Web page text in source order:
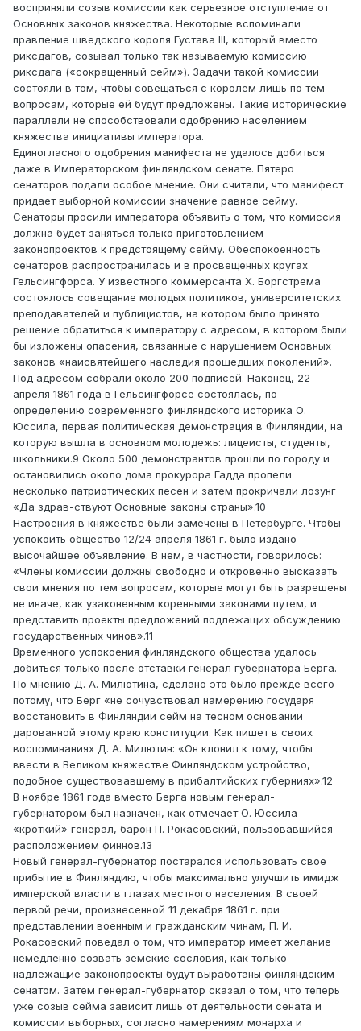
восприняли созыв комиссии как серьезное отступление от
Основных законов княжества. Некоторые вспоминали
правление шведского короля Густава III, который вместо
риксдагов, созывал только так называемую комиссию
риксдага («сокращенный сейм»). Задачи такой комиссии
состояли в том, чтобы совещаться с королем лишь по тем
вопросам, которые ей будут предложены. Такие исторические
параллели не способствовали одобрению населением
княжества инициативы императора.
Единогласного одобрения манифеста не удалось добиться
даже в Императорском финляндском сенате. Пятеро
сенаторов подали особое мнение. Они считали, что манифест
придает выборной комиссии значение равное сейму.
Сенаторы просили императора объявить о том, что комиссия
должна будет заняться только приготовлением
законопроектов к предстоящему сейму. Обеспокоенность
сенаторов распространилась и в просвещенных кругах
Гельсингфорса. У известного коммерсанта Х. Боргстрема
состоялось совещание молодых политиков, университетских
преподавателей и публицистов, на котором было принято
решение обратиться к императору с адресом, в котором были
бы изложены опасения, связанные с нарушением Основных
законов «наисвятейшего наследия прошедших поколений».
Под адресом собрали около 200 подписей. Наконец, 22
апреля 1861 года в Гельсингфорсе состоялась, по
определению современного финляндского историка О.
Юссила, первая политическая демонстрация в Финляндии, на
которую вышла в основном молодежь: лицеисты, студенты,
школьники.9 Около 500 демонстрантов прошли по городу и
остановились около дома прокурора Гадда пропели
несколько патриотических песен и затем прокричали лозунг
«Да здрав-ствуют Основные законы страны».10
Настроения в княжестве были замечены в Петербурге. Чтобы
успокоить общество 12/24 апреля 1861 г. было издано
высочайшее объявление. В нем, в частности, говорилось:
«Члены комиссии должны свободно и откровенно высказать
свои мнения по тем вопросам, которые могут быть разрешены
не иначе, как узаконенным коренными законами путем, и
представить проекты предложений подлежащих обсуждению
государственных чинов».11
Временного успокоения финляндского общества удалось
добиться только после отставки генерал губернатора Берга.
По мнению Д. А. Милютина, сделано это было прежде всего
потому, что Берг «не сочувствовал намерению государя
восстановить в Финляндии сейм на тесном основании
дарованной этому краю конституции. Как пишет в своих
воспоминаниях Д. А. Милютин: «Он клонил к тому, чтобы
ввести в Великом княжестве Финляндском устройство,
подобное существовавшему в прибалтийских губерниях».12
В ноябре 1861 года вместо Берга новым генерал-
губернатором был назначен, как отмечает О. Юссила
«кроткий» генерал, барон П. Рокасовский, пользовавшийся
расположением финнов.13
Новый генерал-губернатор постарался использовать свое
прибытие в Финляндию, чтобы максимально улучшить имидж
имперской власти в глазах местного населения. В своей
первой речи, произнесенной 11 декабря 1861 г. при
представлении военным и гражданским чинам, П. И.
Рокасовский поведал о том, что император имеет желание
немедленно созвать земские сословия, как только
надлежащие законопроекты будут выработаны финляндским
сенатом. Затем генерал-губернатор сказал о том, что теперь
уже созыв сейма зависит лишь от деятельности сената и
комиссии выборных, согласно намерениям монарха и